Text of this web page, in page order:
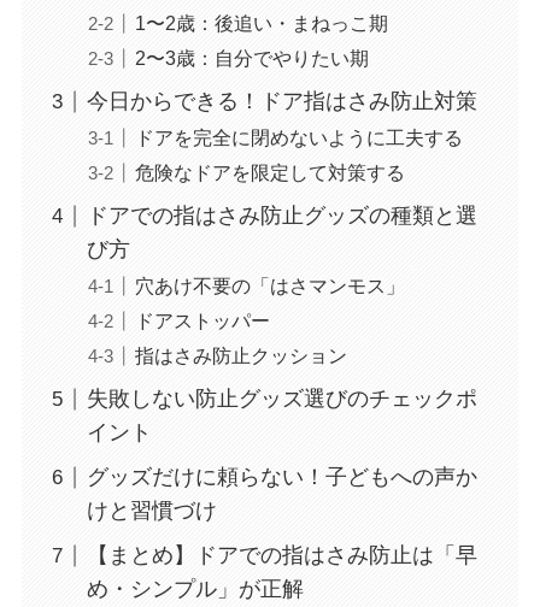
1〜2歳：後追い・まねっこ期
2〜3歳：自分でやりたい期
今日からできる！ドア指はさみ防止対策
ドアを完全に閉めないように工夫する
危険なドアを限定して対策する
ドアでの指はさみ防止グッズの種類と選
び方
穴あけ不要の「はさマンモス」
ドアストッパー
指はさみ防止クッション
失敗しない防止グッズ選びのチェックポ
イント
グッズだけに頼らない！子どもへの声か
けと習慣づけ
【まとめ】ドアでの指はさみ防止は「早
め・シンプル」が正解